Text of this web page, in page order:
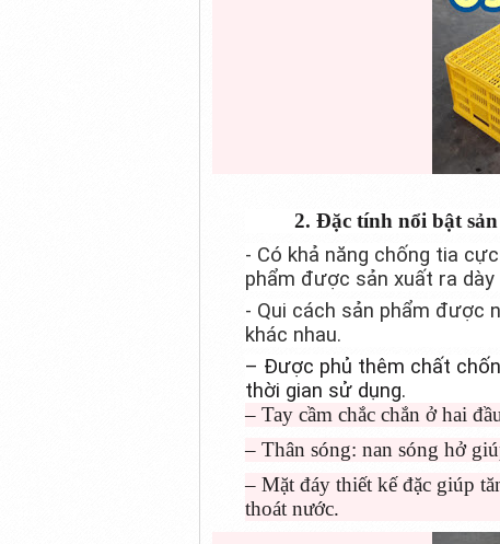
2. Đặc tính nổi bật
- Có khả năng chống tia
phẩm được sản xuất ra dày
- Qui cách sản phẩm được
khác nhau.
– Được phủ thêm chất
thời gian sử dụng.
– Tay cầm chắc chắn ở hai
– Thân sóng: nan sóng hở
– Mặt đáy thiết kế đặc giúp
thoát nước.